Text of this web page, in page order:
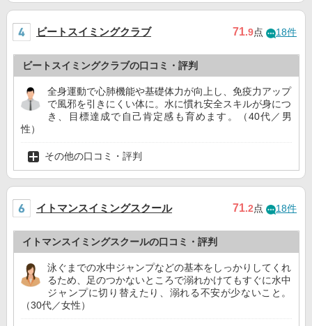
ビートスイミングクラブ 71.9点 18件
ビートスイミングクラブの口コミ・評判
全身運動で心肺機能や基礎体力が向上し、免疫力アップ
で風邪を引きにくい体に。水に慣れ安全スキルが身につ
き、目標達成で自己肯定感も育めます。（40代／男
性）
その他の口コミ・評判
イトマンスイミングスクール 71.2点 18件
イトマンスイミングスクールの口コミ・評判
泳ぐまでの水中ジャンプなどの基本をしっかりしてくれ
るため、足のつかないところで溺れかけてもすぐに水中
ジャンプに切り替えたり、溺れる不安が少ないこと。
（30代／女性）